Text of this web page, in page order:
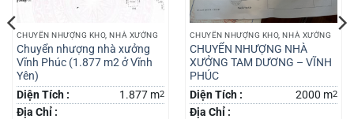
CHUYỂN NHƯỢNG KHO, NHÀ XƯỞNG
Chuyển nhượng nhà xưởng
Vĩnh Phúc (1.877 m2 ở Vĩnh
Yên)
Diện Tích :
1.877 m2
Địa Chỉ :
CHUYỂN NHƯỢNG KHO, NHÀ XƯỞNG
CHUYỂN NHƯỢNG NHÀ
XƯỞNG TAM DƯƠNG – VĨNH
PHÚC
Diện Tích :
2000 m2
Địa Chỉ :